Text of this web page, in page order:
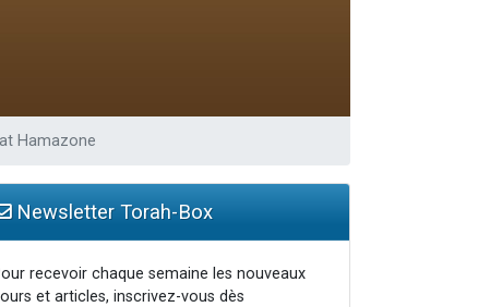
Hamazone
Newsletter Torah-Box
recevoir chaque semaine les nouveaux
et articles, inscrivez-vous dès